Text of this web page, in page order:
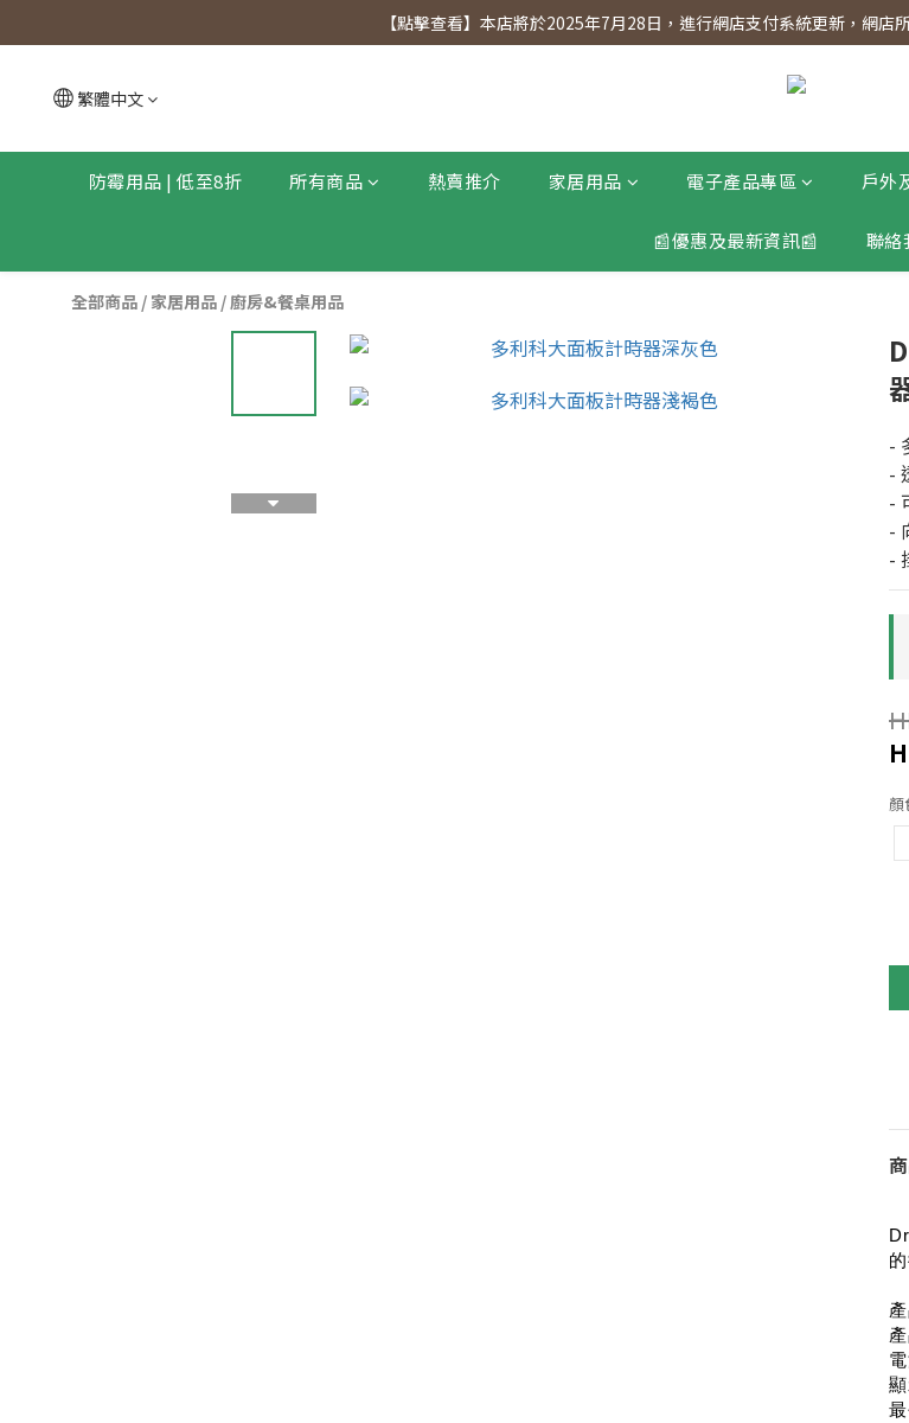
【點擊查看】會員專享 星期三全單95折!!!（優惠期至2026年
【點擊查看】本店將於2025年7月28日，進行網店支付系統更新，網
繁體中文
防霉用品 | 低至8折 所有商品 熱賣推介 家居用品 電子產品專區 戶外
📰優惠及最新資訊📰 聯絡
全部商品 / 家居用品 /廚房&餐桌用品
-
-
-
-
-
顏